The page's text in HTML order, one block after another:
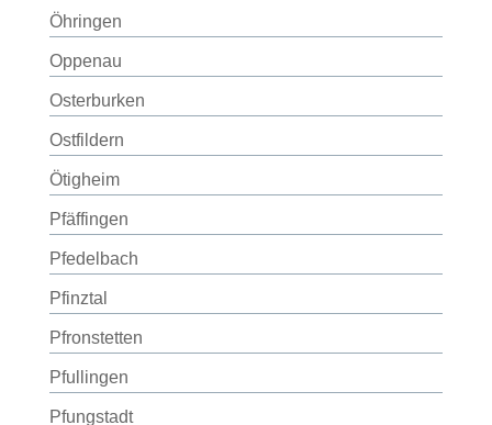
Öhringen
Oppenau
Osterburken
Ostfildern
Ötigheim
Pfäffingen
Pfedelbach
Pfinztal
Pfronstetten
Pfullingen
Pfungstadt